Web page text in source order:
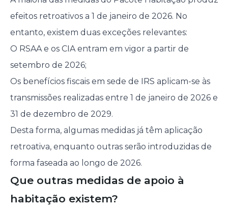
efeitos retroativos a 1 de janeiro de 2026. No
entanto, existem duas exceções relevantes:
O RSAA e os CIA entram em vigor a partir de
setembro de 2026;
Os benefícios fiscais em sede de IRS aplicam-se às
transmissões realizadas entre 1 de janeiro de 2026 e
31 de dezembro de 2029.
Desta forma, algumas medidas já têm aplicação
retroativa, enquanto outras serão introduzidas de
forma faseada ao longo de 2026.
Que outras medidas de apoio à
habitação existem?